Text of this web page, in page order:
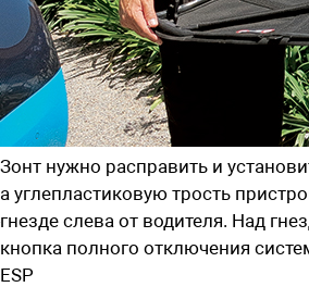
Зонт нужно расправить и
а углепластиковую трость
гнезде слева от водителя. Над
кнопка полного отключения
ESP